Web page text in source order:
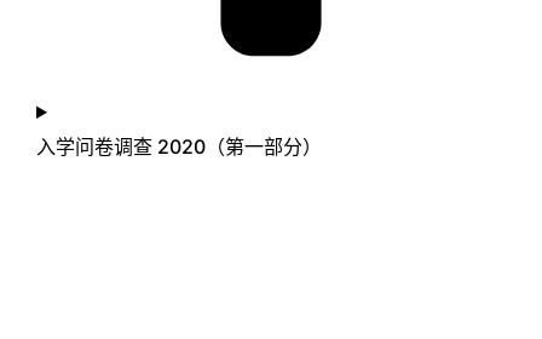
入学问卷调查 2020（第一部分）